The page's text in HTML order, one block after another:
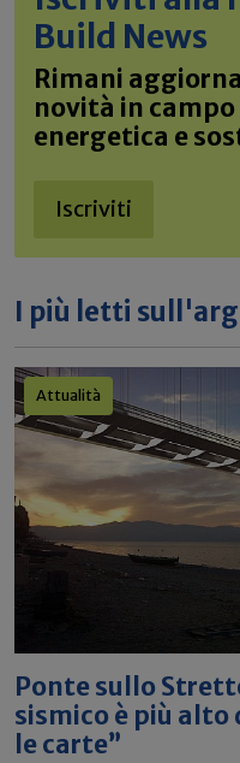
Build News
Rimani
novità in
energetica e
Iscriviti
I più letti
Attualità
Ponte sullo
sismico è più
le carte”